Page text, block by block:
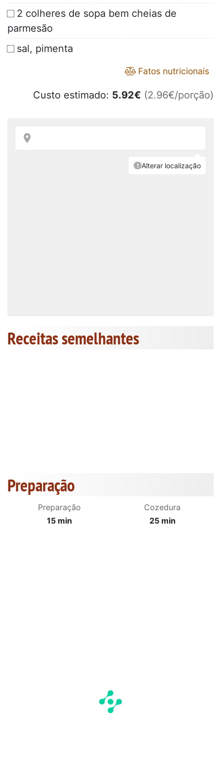
2 colheres de sopa bem cheias de
parmesão
sal, pimenta
Fatos nutricionais
Custo estimado: 5.92€ (2.96€/porção)
Receitas semelhantes
Preparação
Preparação
15 min
Cozedura
25 min